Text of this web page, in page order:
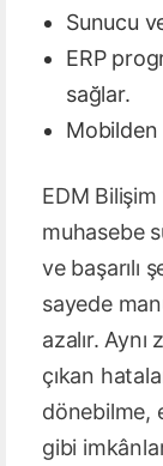
Sunucu
ERP
sağlar.
Mobilden
EDM Bilişim
muhasebe
ve başarılı
sayede
azalır.
çıkan
dönebilme,
gibi